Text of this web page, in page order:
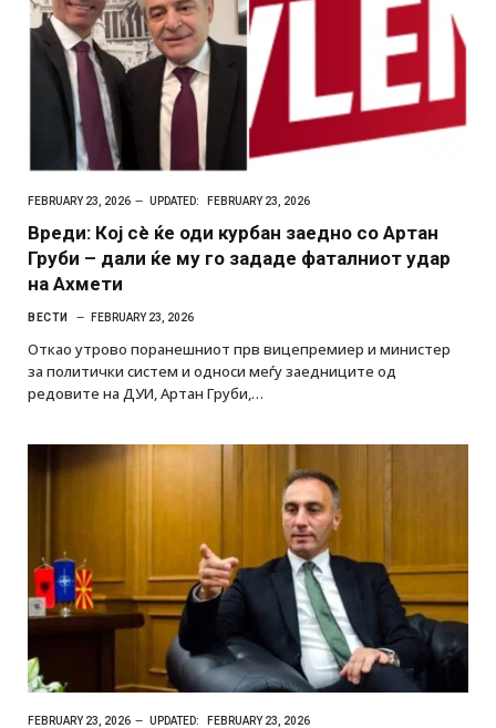
FEBRUARY 23, 2026 UPDATED: FEBRUARY 23, 2026
Вреди: Кој сè ќе оди курбан заедно со Артан
Груби – дали ќе му го зададе фаталниот удар
на Ахмети
ВЕСТИ FEBRUARY 23, 2026
Откао утрово поранешниот прв вицепремиер и министер
за политички систем и односи меѓу заедниците од
редовите на ДУИ, Артан Груби,…
FEBRUARY 23, 2026 UPDATED: FEBRUARY 23, 2026